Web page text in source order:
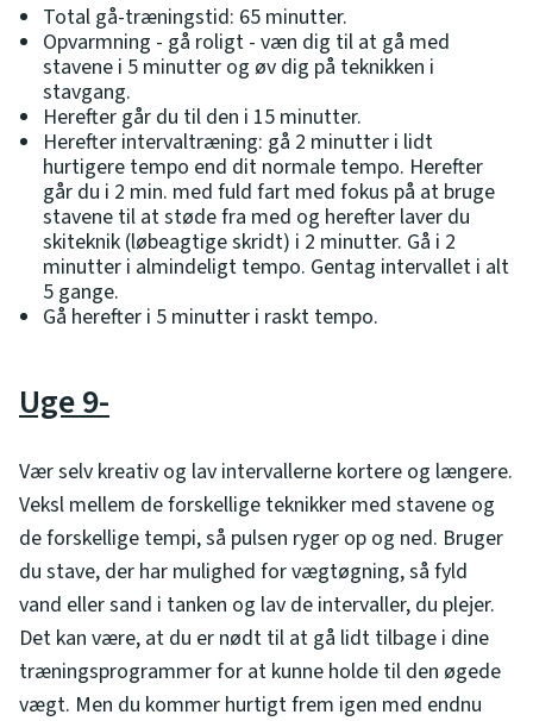
Total gå-træningstid: 65 minutter.
Opvarmning - gå roligt - væn dig til at gå med
stavene i 5 minutter og øv dig på teknikken i
stavgang.
Herefter går du til den i 15 minutter.
Herefter intervaltræning: gå 2 minutter i lidt
hurtigere tempo end dit normale tempo. Herefter
går du i 2 min. med fuld fart med fokus på at bruge
stavene til at støde fra med og herefter laver du
skiteknik (løbeagtige skridt) i 2 minutter. Gå i 2
minutter i almindeligt tempo. Gentag intervallet i alt
5 gange.
Gå herefter i 5 minutter i raskt tempo.
Uge 9-
Vær selv kreativ og lav intervallerne kortere og længere.
Veksl mellem de forskellige teknikker med stavene og
de forskellige tempi, så pulsen ryger op og ned. Bruger
du stave, der har mulighed for vægtøgning, så fyld
vand eller sand i tanken og lav de intervaller, du plejer.
Det kan være, at du er nødt til at gå lidt tilbage i dine
træningsprogrammer for at kunne holde til den øgede
vægt. Men du kommer hurtigt frem igen med endnu